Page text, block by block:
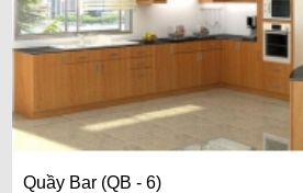
Quầy Bar (QB - 6)